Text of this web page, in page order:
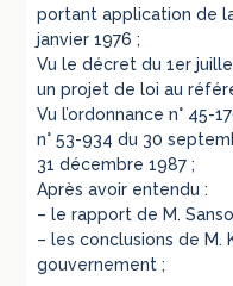
portant application de
janvier 1976 ;
Vu le décret du 1er
un projet de loi au
Vu l’ordonnance n° 45-
n° 53-934 du 30
31 décembre 1987 ;
Après avoir entendu :
– le rapport de M.
– les conclusions de M.
gouvernement ;